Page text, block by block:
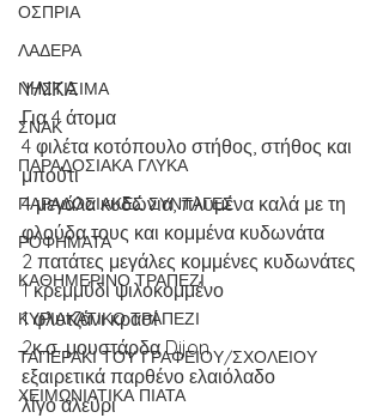
ΟΣΠΡΙΑ
ΛΑΔΕΡΑ
ΝΗΣΤΙΣΙΜΑ
ΣΝΑΚ
ΠΑΡΑΔΟΣΙΑΚΑ ΓΛΥΚΑ
ΠΑΡΑΔΟΣΙΑΚΕΣ ΣΥΝΤΑΓΕΣ
ΡΟΦΗΜΑΤΑ
ΚΑΘΗΜΕΡΙΝΟ ΤΡΑΠΕΖΙ
ΚΥΡΙΑΚΑΤΙΚΟ ΤΡΑΠΕΖΙ
ΤΑΠΕΡΑΚΙ ΤΟΥ ΓΡΑΦΕΙΟΥ/ΣΧΟΛΕΙΟΥ
ΧΕΙΜΩΝΙΑΤΙΚΑ ΠΙΑΤΑ
ΥΛΙΚΑ
Για 4 άτομα
4 φιλέτα κοτόπουλο στήθος, στήθος και
μπούτι
4 μεγάλα κυδώνια, πλυμένα καλά με τη
φλούδα τους και κομμένα κυδωνάτα
2 πατάτες μεγάλες κομμένες κυδωνάτες
1 κρεμμύδι ψιλοκομμένο
1 φλυτζάνι κρασί
2κ.σ. μουστάρδα Dijon
εξαιρετικά παρθένο ελαιόλαδο
λίγο αλεύρι